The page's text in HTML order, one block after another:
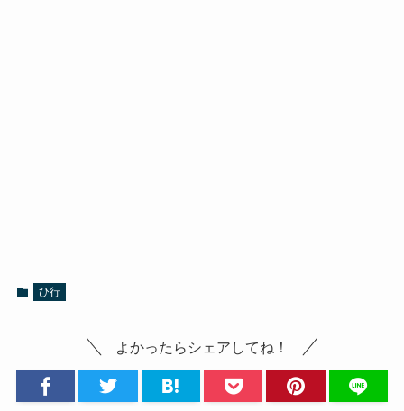
ひ行
よかったらシェアしてね！